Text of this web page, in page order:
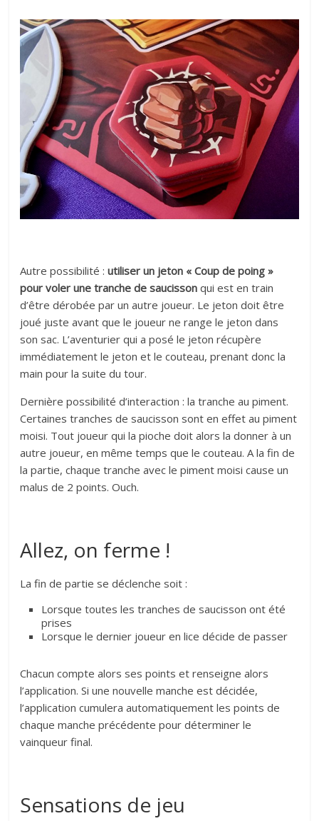
Autre possibilité : utiliser un jeton « Coup de poing »
pour voler une tranche de saucissonqui est en train
d’être dérobée par un autre joueur. Le jeton doit être
joué juste avant que le joueur ne range le jeton dans
son sac. L’aventurier qui a posé le jeton récupère
immédiatement le jeton et le couteau, prenant donc la
main pour la suite du tour.
Dernière possibilité d’interaction : la tranche au piment.
Certaines tranches de saucisson sont en effet au piment
moisi. Tout joueur qui la pioche doit alors la donner à un
autre joueur, en même temps que le couteau. A la fin de
la partie, chaque tranche avec le piment moisi cause un
malus de 2 points. Ouch.
Allez, on ferme !
La fin de partie se déclenche soit :
Lorsque toutes les tranches de saucisson ont été
prises
Lorsque le dernier joueur en lice décide de passer
Chacun compte alors ses points et renseigne alors
l’application. Si une nouvelle manche est décidée,
l’application cumulera automatiquement les points de
chaque manche précédente pour déterminer le
vainqueur final.
Sensations de jeu